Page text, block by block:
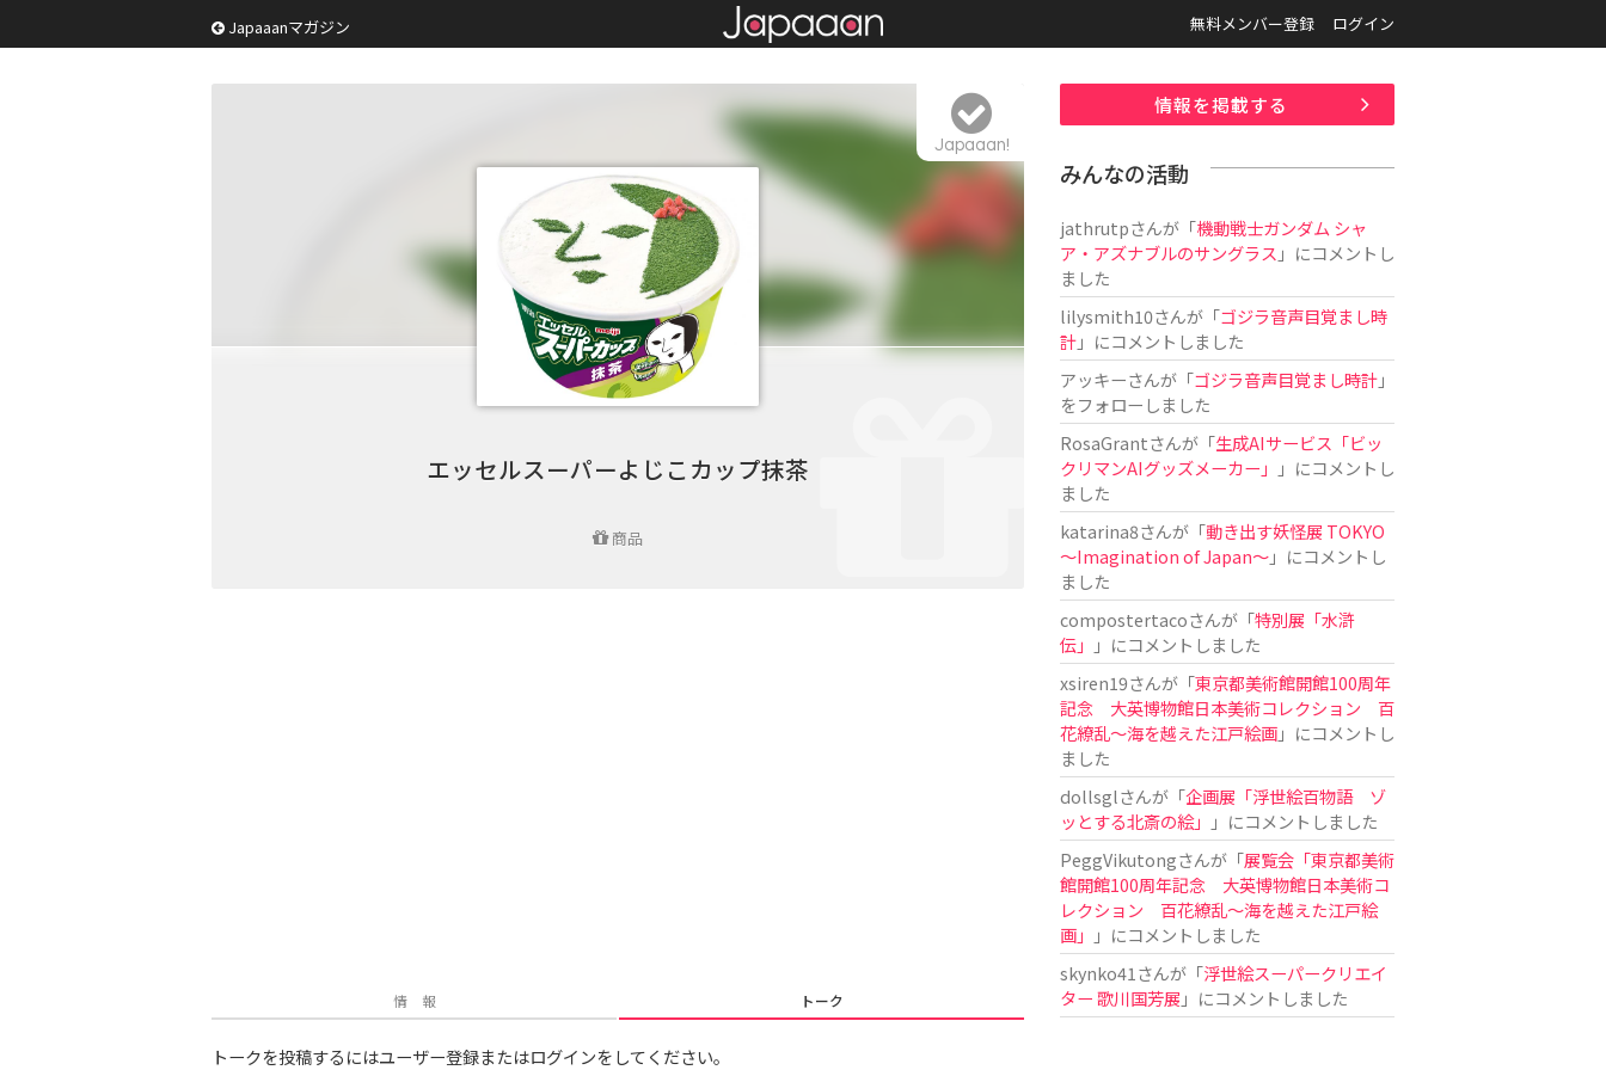
Japaaanマガジン 無料メンバー登録 ログイン
エッセルスーパーよじこカップ抹茶
商品
Japaaan!
情 報 トーク
トークを投稿するにはユーザー登録またはログインをしてください。
情報を掲載する
みんなの活動
jathrutpさんが「機動戦士ガンダム シャ
ア・アズナブルのサングラス 」にコメントし
ました
lilysmith10さんが「ゴジラ音声目覚まし時
計」にコメントしました
アッキーさんが「ゴジラ音声目覚まし時計」
をフォローしました
RosaGrantさんが「生成AIサービス「ビッ
クリマンAIグッズメーカー」
」にコメントし
ました
katarina8さんが「動き出す妖怪展 TOKYO
〜Imagination of Japan〜」にコメントし
ました
compostertacoさんが「特別展「水滸
伝」
」にコメントしました
xsiren19さんが「東京都美術館開館100周年
記念 大英博物館日本美術コレクション 百
花繚乱～海を越えた江戸絵画」にコメントし
ました
dollsglさんが「企画展「浮世絵百物語 ゾ
ッとする北斎の絵」
」にコメントしました
PeggVikutongさんが「展覧会「東京都美術
館開館100周年記念 大英博物館日本美術コ
レクション 百花繚乱〜海を越えた江戸絵
画」
」にコメントしました
skynko41 さんが「浮世絵スーパークリエイ
ター 歌川国芳展 」にコメントしました